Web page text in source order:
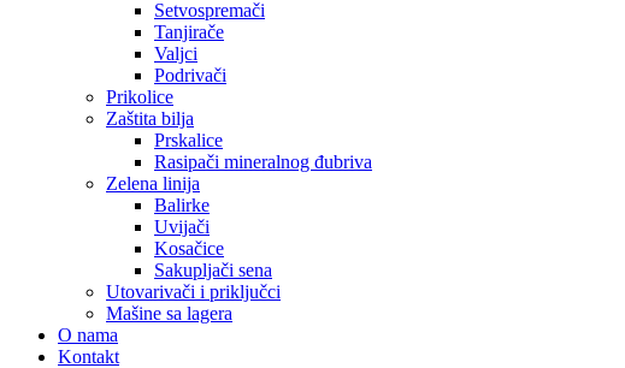
Setvospremači
Tanjirače
Valjci
Podrivači
Prikolice
Zaštita bilja
Prskalice
Rasipači mineralnog đubriva
Zelena linija
Balirke
Uvijači
Kosačice
Sakupljači sena
Utovarivači i priključci
Mašine sa lagera
O nama
Kontakt